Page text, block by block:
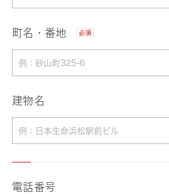
町名・番地 必須
建物名
電話番号